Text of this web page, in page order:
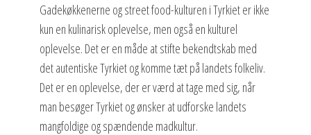
Gadekøkkenerne og street food-kulturen i Tyrkiet er ikke
kun en kulinarisk oplevelse, men også en kulturel
oplevelse. Det er en måde at stifte bekendtskab med
det autentiske Tyrkiet og komme tæt på landets folkeliv.
Det er en oplevelse, der er værd at tage med sig, når
man besøger Tyrkiet og ønsker at udforske landets
mangfoldige og spændende madkultur.